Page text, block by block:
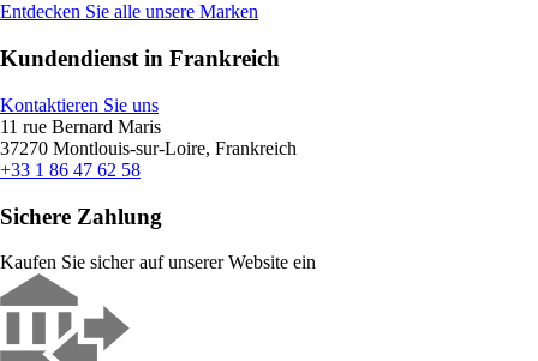
Entdecken Sie alle unsere Marken
Kundendienst in Frankreich
Kontaktieren Sie uns
11 rue Bernard Maris
37270 Montlouis-sur-Loire, Frankreich
+33 1 86 47 62 58
Sichere Zahlung
Kaufen Sie sicher auf unserer Website ein